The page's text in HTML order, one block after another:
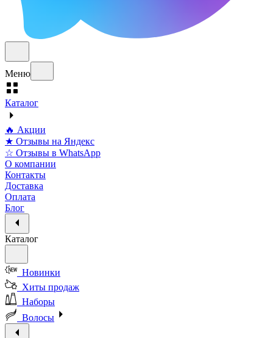
Меню
Каталог
🔥 Акции
★ Отзывы на Яндекс
☆ Отзывы в WhatsApp
О компании
Контакты
Доставка
Оплата
Блог
Каталог
Новинки
Хиты продаж
Наборы
Волосы